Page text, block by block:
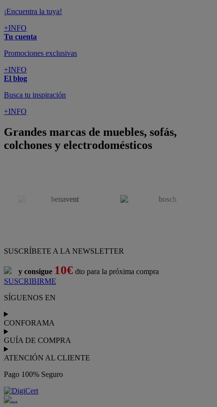
¡Encuentra la tuya!
+INFO
Tu cuenta
Promociones exclusivas
+INFO
El blog
Busca tu inspiración
+INFO
Grandes marcas de muebles, sofás,
colchones y electrodomésticos
SUSCRÍBETE A LA NEWSLETTER
y consigue 10€ dto para la próxima compra
SUSCRIBIRME
SÍGUENOS EN
CONFORAMA
GUÍA DE COMPRA
ATENCIÓN AL CLIENTE
Pago 100% Seguro